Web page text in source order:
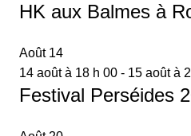
HK aux Balmes à
Août 14
14 août à 18 h 00- 15 août à
Festival Perséides